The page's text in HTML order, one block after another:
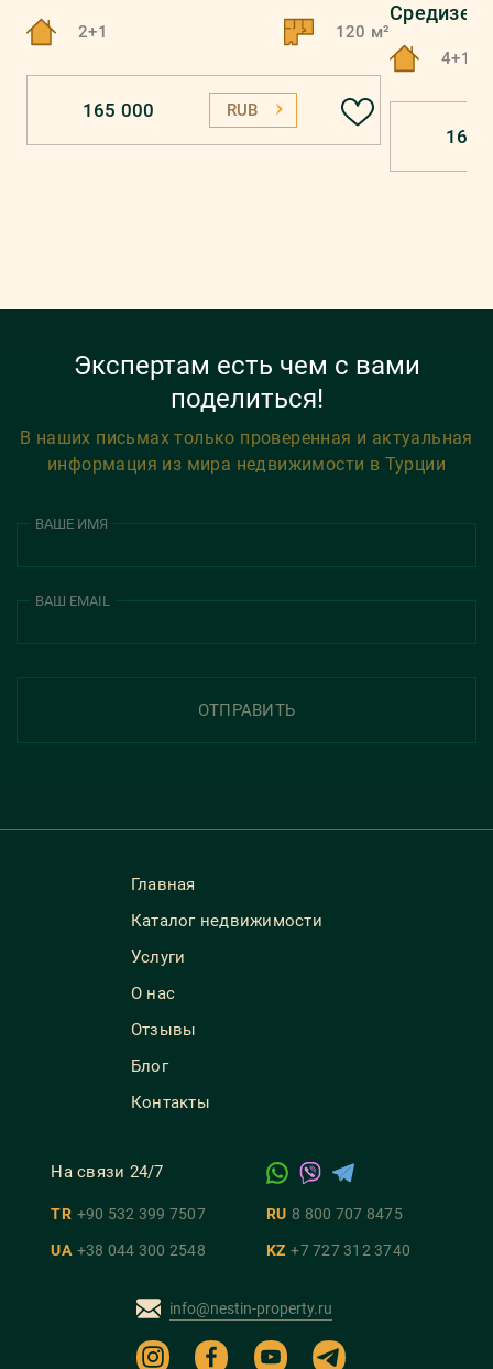
2+1 120 м²
165 000 RUB
4+1
167
Экспертам есть чем с вами
поделиться!
В наших письмах только проверенная и актуальная
информация из мира недвижимости в Турции
ВАШЕ ИМЯ
ВАШ EMAIL
ОТПРАВИТЬ
Главная
Каталог недвижимости
Услуги
О нас
Отзывы
Блог
Контакты
На связи 24/7
TR +90 532 399 7507 RU 8 800 707 8475
UA +38 044 300 2548 KZ +7 727 312 3740
info@nestin-property.ru